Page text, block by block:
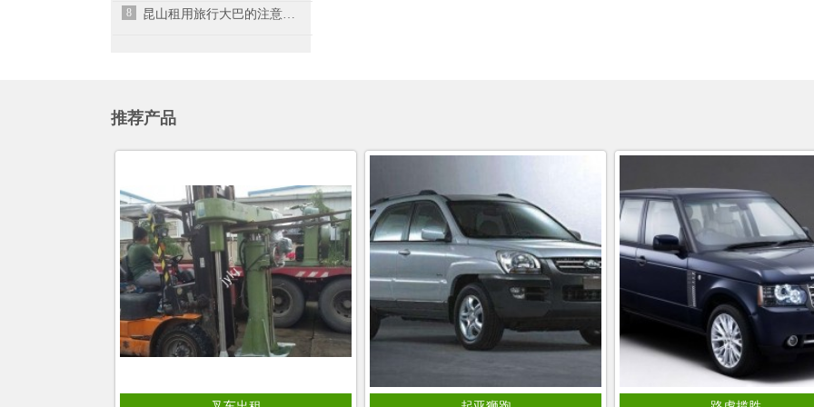
8 昆山租用旅行大巴的注意事项有哪些呢？
推荐产品